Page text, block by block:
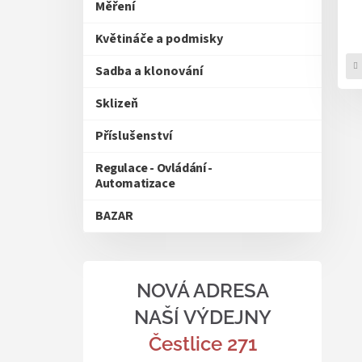
Měření
Květináče a podmisky
Sadba a klonování
Sklizeň
Příslušenství
Regulace - Ovládání -
Automatizace
BAZAR
NOVÁ ADRESA
NAŠÍ VÝDEJNY
Čestlice 271